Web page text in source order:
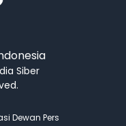
Siber
Dewan Pers